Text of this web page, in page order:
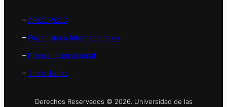
– APEC/PECC
– Organismos Internacionales
– Prensa Internacional
– Think Tanks
Derechos Reservados © 2026. Universidad de las